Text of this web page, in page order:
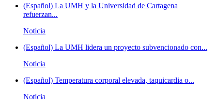
(Español) La UMH y la Universidad de Cartagena
refuerzan...
Noticia
(Español) La UMH lidera un proyecto subvencionado con...
Noticia
(Español) Temperatura corporal elevada, taquicardia o...
Noticia